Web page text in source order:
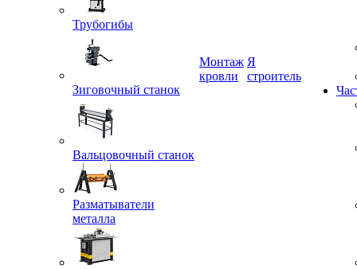
Трубогибы
Зиговочный станок
Вальцовочный станок
Разматыватели
металла
Монтаж
Я